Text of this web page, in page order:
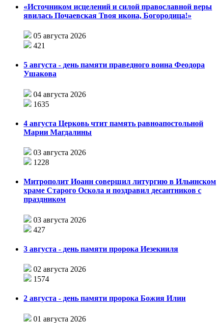
«Источником исцелений и силой православной веры
явилась Почаевская Твоя икона, Богородица!»
05 августа 2026
421
5 августа - день памяти праведного воина Феодора
Ушакова
04 августа 2026
1635
4 августа Церковь чтит память равноапостольной
Марии Магдалины
03 августа 2026
1228
Митрополит Иоанн совершил литургию в Ильинском
храме Старого Оскола и поздравил десантников с
праздником
03 августа 2026
427
3 августа - день памяти пророка Иезекииля
02 августа 2026
1574
2 августа - день памяти пророка Божия Илии
01 августа 2026